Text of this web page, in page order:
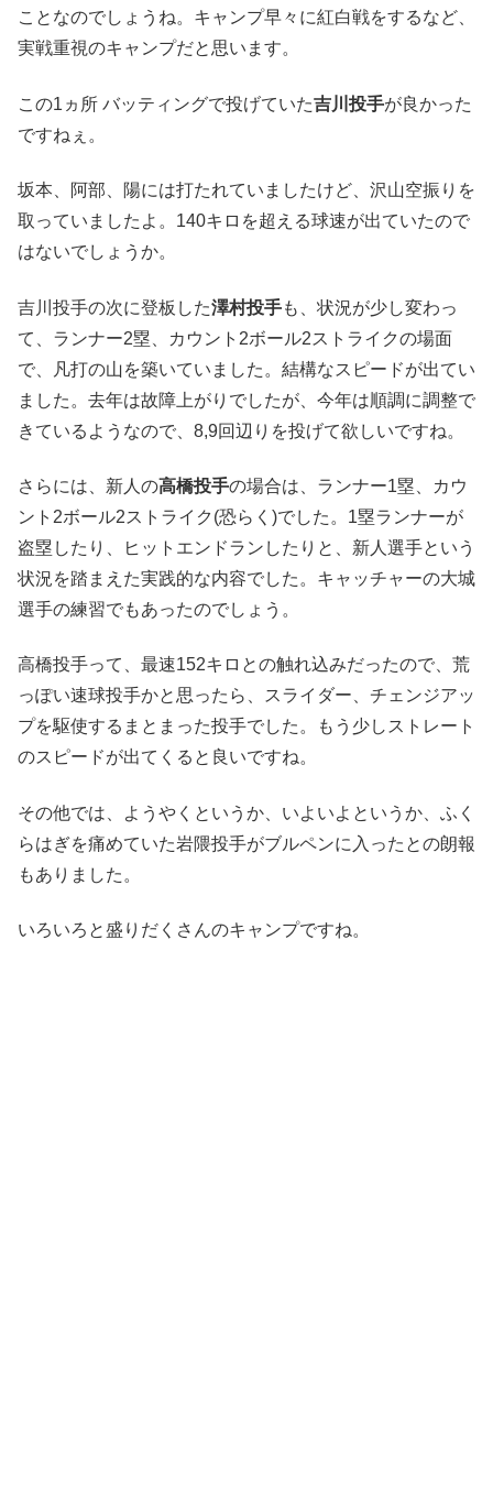
ことなのでしょうね。キャンプ早々に紅白戦をするなど、
実戦重視のキャンプだと思います。
この1ヵ所 バッティングで投げていた吉川投手が良かった
ですねぇ。
坂本、阿部、陽には打たれていましたけど、沢山空振りを
取っていましたよ。140キロを超える球速が出ていたので
はないでしょうか。
吉川投手の次に登板した澤村投手も、状況が少し変わっ
て、ランナー2塁、カウント2ボール2ストライクの場面
で、凡打の山を築いていました。結構なスピードが出てい
ました。去年は故障上がりでしたが、今年は順調に調整で
きているようなので、8,9回辺りを投げて欲しいですね。
さらには、新人の高橋投手の場合は、ランナー1塁、カウ
ント2ボール2ストライク(恐らく)でした。1塁ランナーが
盗塁したり、ヒットエンドランしたりと、新人選手という
状況を踏まえた実践的な内容でした。キャッチャーの大城
選手の練習でもあったのでしょう。
高橋投手って、最速152キロとの触れ込みだったので、荒
っぽい速球投手かと思ったら、スライダー、チェンジアッ
プを駆使するまとまった投手でした。もう少しストレート
のスピードが出てくると良いですね。
その他では、ようやくというか、いよいよというか、ふく
らはぎを痛めていた岩隈投手がブルペンに入ったとの朗報
もありました。
いろいろと盛りだくさんのキャンプですね。